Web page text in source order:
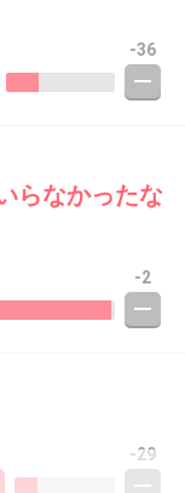
-36
らなかったな
-2
-29